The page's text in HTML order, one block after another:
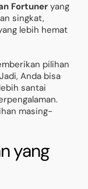
Fortuneryang
singkat,
lebih hemat
pilihan
Anda bisa
santai
masing-
yang